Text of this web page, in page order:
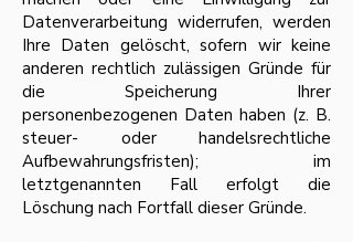
Datenverarbeitung widerrufen, werden
Ihre Daten gelöscht, sofern wir keine
anderen rechtlich zulässigen Gründe für
die Speicherung Ihrer
personenbezogenen Daten haben (z. B.
steuer- oder handelsrechtliche
Aufbewahrungsfristen); im
letztgenannten Fall erfolgt die
Löschung nach Fortfall dieser Gründe.